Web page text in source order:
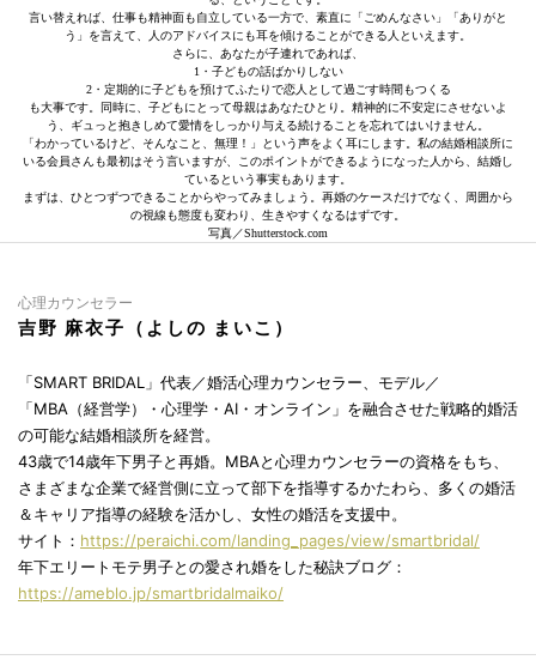
言い替えれば、仕事も精神面も自立している一方で、素直に「ごめんなさい」「ありがと
う」を言えて、人のアドバイスにも耳を傾けることができる人といえます。
さらに、あなたが子連れであれば、
1・子どもの話ばかりしない
2・定期的に子どもを預けてふたりで恋人として過ごす時間もつくる
も大事です。同時に、子どもにとって母親はあなたひとり。精神的に不安定にさせないよ
う、ギュっと抱きしめて愛情をしっかり与える続けることを忘れてはいけません。
「わかっているけど、そんなこと、無理！」という声をよく耳にします。私の結婚相談所に
いる会員さんも最初はそう言いますが、このポイントができるようになった人から、結婚し
ているという事実もあります。
まずは、ひとつずつできることからやってみましょう。再婚のケースだけでなく、周囲から
の視線も態度も変わり、生きやすくなるはずです。
写真／Shutterstock.com
心理カウンセラー
吉野 麻衣子（よしの まいこ）
「SMART BRIDAL」代表／婚活心理カウンセラー、モデル／
「MBA（経営学）・心理学・AI・オンライン」を融合させた戦略的婚活
の可能な結婚相談所を経営。
43歳で14歳年下男子と再婚。MBAと心理カウンセラーの資格をもち、
さまざまな企業で経営側に立って部下を指導するかたわら、多くの婚活
＆キャリア指導の経験を活かし、女性の婚活を支援中。
サイト： https://peraichi.com/landing_pages/view/smartbridal/
年下エリートモテ男子との愛され婚をした秘訣ブログ：
https://ameblo.jp/smartbridalmaiko/